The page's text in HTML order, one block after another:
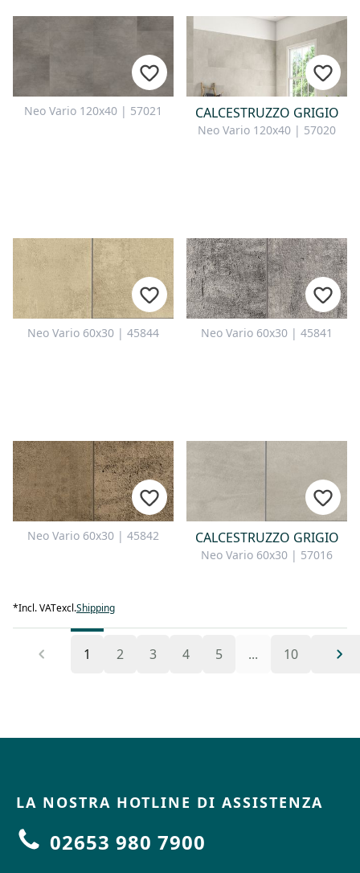
Neo Vario 120x40 | 57021 CALCESTRUZZO GRIGIO
Neo Vario 120x40 | 57020
Neo Vario 60x30 | 45844 Neo Vario 60x30 | 45841
Neo Vario 60x30 | 45842 CALCESTRUZZO GRIGIO
Neo Vario 60x30 | 57016
*Incl. VATexcl.Shipping
1 2 3 4 5 ... 10
LA NOSTRA HOTLINE DI ASSISTENZA
02653 980 7900